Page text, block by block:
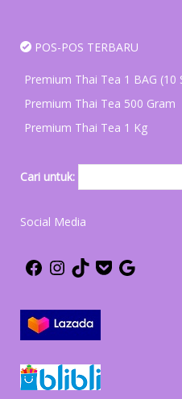
POS-POS TERBARU
Premium Thai Tea 1 BAG (10
Premium Thai Tea 500 Gram
Premium Thai Tea 1 Kg
Cari untuk:
Social Media